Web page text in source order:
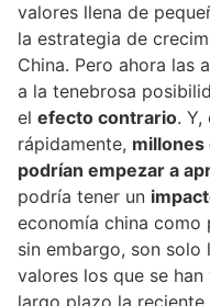
valores llena de
la estrategia de
China. Pero ahora las
a la tenebrosa
el efecto contrario. Y,
rápidamente, millones
podrían empezar a
podría tener un
economía china como
sin embargo, son
valores los que se